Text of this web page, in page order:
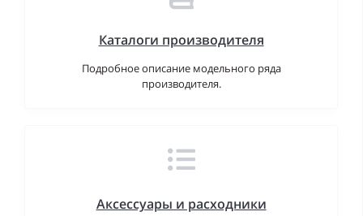
Каталоги производителя
Подробное описание модельного ряда
производителя.
Аксессуары и расходники